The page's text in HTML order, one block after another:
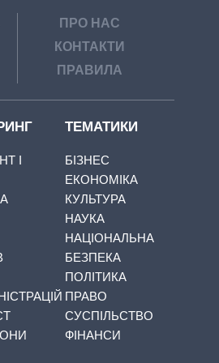
ПРО НАС
КОНТАКТИ
ПРАВИЛА
І
ТЕМАТИКИ
БІЗНЕС
ЕКОНОМІКА
КУЛЬТУРА
НАУКА
НАЦІОНАЛЬНА
БЕЗПЕКА
ПОЛІТИКА
ПРАВО
СУСПІЛЬСТВО
ФІНАНСИ